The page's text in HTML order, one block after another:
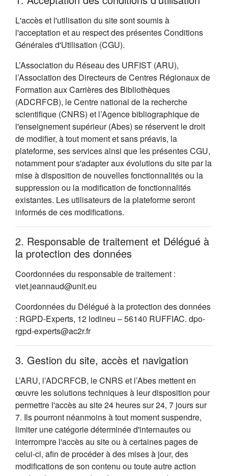
L'accès et l'utilisation du site sont soumis à
l'acceptation et au respect des présentes Conditions
Générales d'Utilisation (CGU).
L’Association du Réseau des URFIST (ARU),
l’Association des Directeurs de Centres Régionaux de
Formation aux Carrières des Bibliothèques
(ADCRFCB), le Centre national de la recherche
scientifique (CNRS) et l’Agence bibliographique de
l'enseignement supérieur (Abes) se réservent le droit
de modifier, à tout moment et sans préavis, la
plateforme, ses services ainsi que les présentes CGU,
notamment pour s'adapter aux évolutions du site par la
mise à disposition de nouvelles fonctionnalités ou la
suppression ou la modification de fonctionnalités
existantes. Les utilisateurs de la plateforme seront
informés de ces modifications.
2. Responsable de traitement et Délégué à
la protection des données
Coordonnées du responsable de traitement :
viet.jeannaud@unit.eu
Coordonnées du Délégué à la protection des données
: RGPD-Experts, 12 lodineu – 56140 RUFFIAC. dpo-
rgpd-experts@ac2r.fr
3. Gestion du site, accès et navigation
L’ARU, l’ADCRFCB, le CNRS et l’Abes mettent en
œuvre les solutions techniques à leur disposition pour
permettre l'accès au site 24 heures sur 24, 7 jours sur
7. Ils pourront néanmoins à tout moment suspendre,
limiter une catégorie déterminée d'internautes ou
interrompre l'accès au site ou à certaines pages de
celui-ci, afin de procéder à des mises à jour, des
modifications de son contenu ou toute autre action